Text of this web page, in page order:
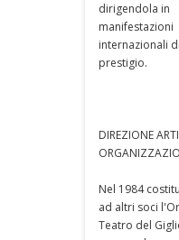
dirigendola in
manifestazioni
internazionali
prestigio.
DIREZIONE
Nel 1984
ad altri soci
Teatro del